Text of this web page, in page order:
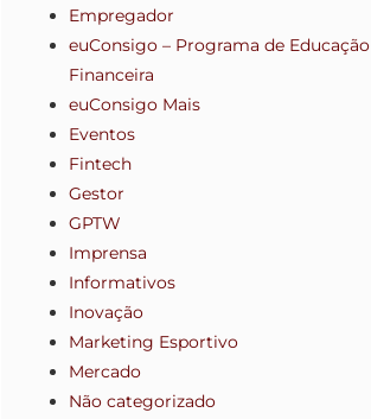
Empregador
euConsigo – Programa de Educação
Financeira
euConsigo Mais
Eventos
Fintech
Gestor
GPTW
Imprensa
Informativos
Inovação
Marketing Esportivo
Mercado
Não categorizado